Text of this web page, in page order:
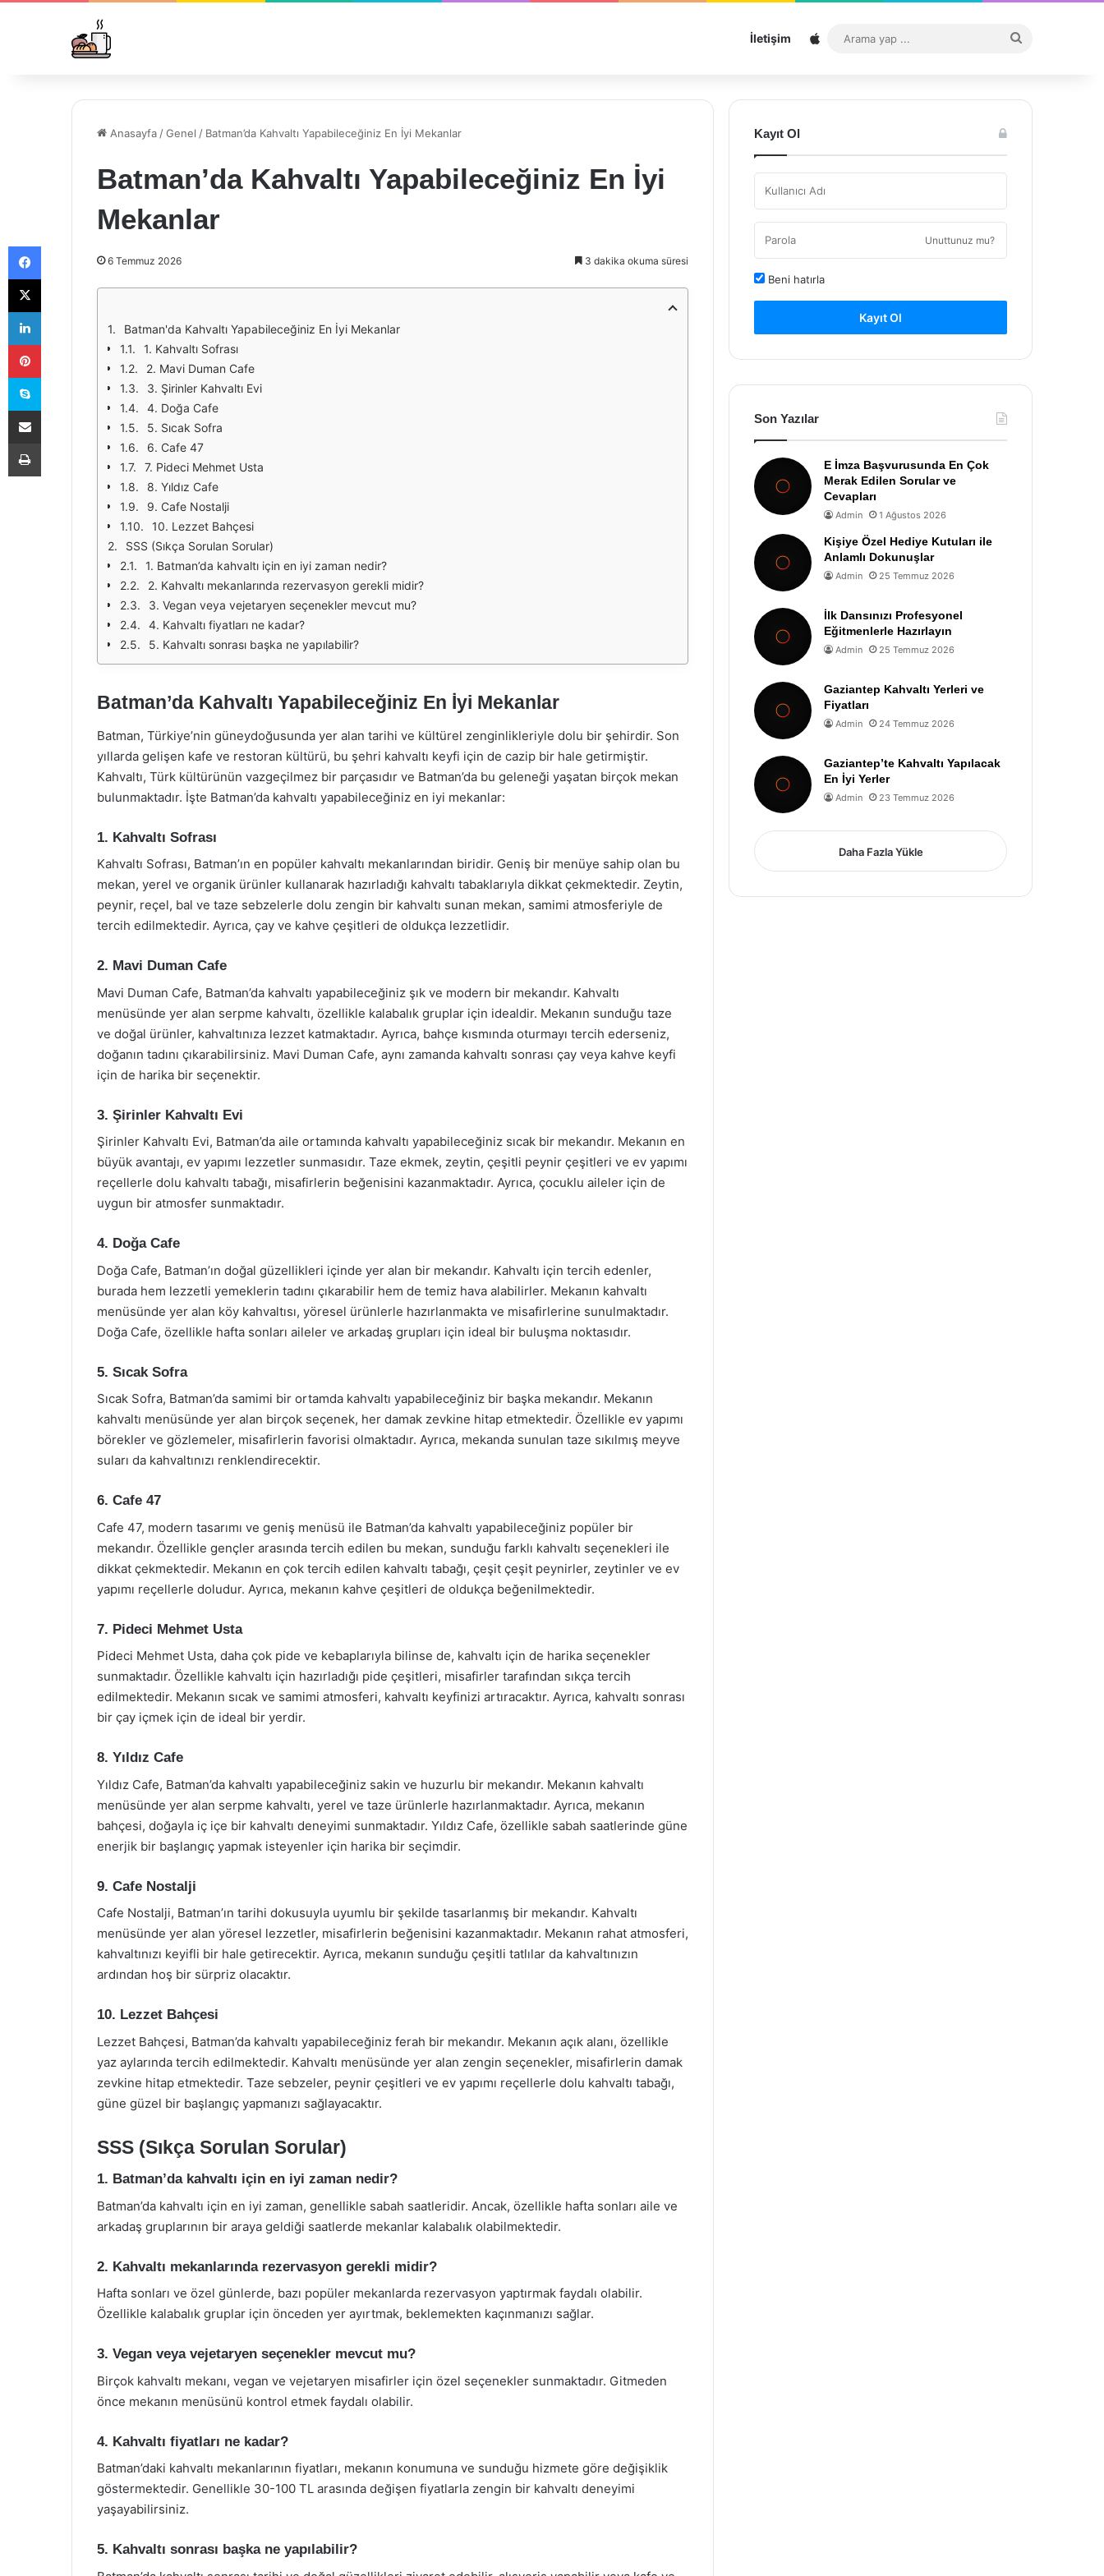
İletişim Sitemap
...
Anasayfa /Genel / Batman’da Kahvaltı Yapabileceğiniz En İyi Mekanlar
Batman’da Kahvaltı Yapabileceğiniz En İyi
Mekanlar
6 Temmuz 2026 3 dakika okuma süresi
Batman'da Kahvaltı Yapabileceğiniz En İyi Mekanlar
1. Kahvaltı Sofrası
2. Mavi Duman Cafe
3. Şirinler Kahvaltı Evi
4. Doğa Cafe
5. Sıcak Sofra
6. Cafe 47
7. Pideci Mehmet Usta
8. Yıldız Cafe
9. Cafe Nostalji
10. Lezzet Bahçesi
SSS (Sıkça Sorulan Sorular)
1. Batman’da kahvaltı için en iyi zaman nedir?
2. Kahvaltı mekanlarında rezervasyon gerekli midir?
3. Vegan veya vejetaryen seçenekler mevcut mu?
4. Kahvaltı fiyatları ne kadar?
5. Kahvaltı sonrası başka ne yapılabilir?
Batman’da Kahvaltı Yapabileceğiniz En İyi Mekanlar
Batman, Türkiye’nin güneydoğusunda yer alan tarihi ve kültürel zenginlikleriyle dolu bir şehirdir. Son
yıllarda gelişen kafe ve restoran kültürü, bu şehri kahvaltı keyfi için de cazip bir hale getirmiştir.
Kahvaltı, Türk kültürünün vazgeçilmez bir parçasıdır ve Batman’da bu geleneği yaşatan birçok mekan
bulunmaktadır. İşte Batman’da kahvaltı yapabileceğiniz en iyi mekanlar:
1. Kahvaltı Sofrası
Kahvaltı Sofrası, Batman’ın en popüler kahvaltı mekanlarından biridir. Geniş bir menüye sahip olan bu
mekan, yerel ve organik ürünler kullanarak hazırladığı kahvaltı tabaklarıyla dikkat çekmektedir. Zeytin,
peynir, reçel, bal ve taze sebzelerle dolu zengin bir kahvaltı sunan mekan, samimi atmosferiyle de
tercih edilmektedir. Ayrıca, çay ve kahve çeşitleri de oldukça lezzetlidir.
2. Mavi Duman Cafe
Mavi Duman Cafe, Batman’da kahvaltı yapabileceğiniz şık ve modern bir mekandır. Kahvaltı
menüsünde yer alan serpme kahvaltı, özellikle kalabalık gruplar için idealdir. Mekanın sunduğu taze
ve doğal ürünler, kahvaltınıza lezzet katmaktadır. Ayrıca, bahçe kısmında oturmayı tercih ederseniz,
doğanın tadını çıkarabilirsiniz. Mavi Duman Cafe, aynı zamanda kahvaltı sonrası çay veya kahve keyfi
için de harika bir seçenektir.
3. Şirinler Kahvaltı Evi
Şirinler Kahvaltı Evi, Batman’da aile ortamında kahvaltı yapabileceğiniz sıcak bir mekandır. Mekanın en
büyük avantajı, ev yapımı lezzetler sunmasıdır. Taze ekmek, zeytin, çeşitli peynir çeşitleri ve ev yapımı
reçellerle dolu kahvaltı tabağı, misafirlerin beğenisini kazanmaktadır. Ayrıca, çocuklu aileler için de
uygun bir atmosfer sunmaktadır.
4. Doğa Cafe
Doğa Cafe, Batman’ın doğal güzellikleri içinde yer alan bir mekandır. Kahvaltı için tercih edenler,
burada hem lezzetli yemeklerin tadını çıkarabilir hem de temiz hava alabilirler. Mekanın kahvaltı
menüsünde yer alan köy kahvaltısı, yöresel ürünlerle hazırlanmakta ve misafirlerine sunulmaktadır.
Doğa Cafe, özellikle hafta sonları aileler ve arkadaş grupları için ideal bir buluşma noktasıdır.
5. Sıcak Sofra
Sıcak Sofra, Batman’da samimi bir ortamda kahvaltı yapabileceğiniz bir başka mekandır. Mekanın
kahvaltı menüsünde yer alan birçok seçenek, her damak zevkine hitap etmektedir. Özellikle ev yapımı
börekler ve gözlemeler, misafirlerin favorisi olmaktadır. Ayrıca, mekanda sunulan taze sıkılmış meyve
suları da kahvaltınızı renklendirecektir.
6. Cafe 47
Cafe 47, modern tasarımı ve geniş menüsü ile Batman’da kahvaltı yapabileceğiniz popüler bir
mekandır. Özellikle gençler arasında tercih edilen bu mekan, sunduğu farklı kahvaltı seçenekleri ile
dikkat çekmektedir. Mekanın en çok tercih edilen kahvaltı tabağı, çeşit çeşit peynirler, zeytinler ve ev
yapımı reçellerle doludur. Ayrıca, mekanın kahve çeşitleri de oldukça beğenilmektedir.
7. Pideci Mehmet Usta
Pideci Mehmet Usta, daha çok pide ve kebaplarıyla bilinse de, kahvaltı için de harika seçenekler
sunmaktadır. Özellikle kahvaltı için hazırladığı pide çeşitleri, misafirler tarafından sıkça tercih
edilmektedir. Mekanın sıcak ve samimi atmosferi, kahvaltı keyfinizi artıracaktır. Ayrıca, kahvaltı sonrası
bir çay içmek için de ideal bir yerdir.
8. Yıldız Cafe
Yıldız Cafe, Batman’da kahvaltı yapabileceğiniz sakin ve huzurlu bir mekandır. Mekanın kahvaltı
menüsünde yer alan serpme kahvaltı, yerel ve taze ürünlerle hazırlanmaktadır. Ayrıca, mekanın
bahçesi, doğayla iç içe bir kahvaltı deneyimi sunmaktadır. Yıldız Cafe, özellikle sabah saatlerinde güne
enerjik bir başlangıç yapmak isteyenler için harika bir seçimdir.
9. Cafe Nostalji
Cafe Nostalji, Batman’ın tarihi dokusuyla uyumlu bir şekilde tasarlanmış bir mekandır. Kahvaltı
menüsünde yer alan yöresel lezzetler, misafirlerin beğenisini kazanmaktadır. Mekanın rahat atmosferi,
kahvaltınızı keyifli bir hale getirecektir. Ayrıca, mekanın sunduğu çeşitli tatlılar da kahvaltınızın
ardından hoş bir sürpriz olacaktır.
10. Lezzet Bahçesi
Lezzet Bahçesi, Batman’da kahvaltı yapabileceğiniz ferah bir mekandır. Mekanın açık alanı, özellikle
yaz aylarında tercih edilmektedir. Kahvaltı menüsünde yer alan zengin seçenekler, misafirlerin damak
zevkine hitap etmektedir. Taze sebzeler, peynir çeşitleri ve ev yapımı reçellerle dolu kahvaltı tabağı,
güne güzel bir başlangıç yapmanızı sağlayacaktır.
SSS (Sıkça Sorulan Sorular)
1. Batman’da kahvaltı için en iyi zaman nedir?
Batman’da kahvaltı için en iyi zaman, genellikle sabah saatleridir. Ancak, özellikle hafta sonları aile ve
arkadaş gruplarının bir araya geldiği saatlerde mekanlar kalabalık olabilmektedir.
2. Kahvaltı mekanlarında rezervasyon gerekli midir?
Hafta sonları ve özel günlerde, bazı popüler mekanlarda rezervasyon yaptırmak faydalı olabilir.
Özellikle kalabalık gruplar için önceden yer ayırtmak, beklemekten kaçınmanızı sağlar.
3. Vegan veya vejetaryen seçenekler mevcut mu?
Birçok kahvaltı mekanı, vegan ve vejetaryen misafirler için özel seçenekler sunmaktadır. Gitmeden
önce mekanın menüsünü kontrol etmek faydalı olabilir.
4. Kahvaltı fiyatları ne kadar?
Batman’daki kahvaltı mekanlarının fiyatları, mekanın konumuna ve sunduğu hizmete göre değişiklik
göstermektedir. Genellikle 30-100 TL arasında değişen fiyatlarla zengin bir kahvaltı deneyimi
yaşayabilirsiniz.
5. Kahvaltı sonrası başka ne yapılabilir?
Kayıt Ol
Unuttunuz mu?
Beni hatırla
Kayıt Ol
Son Yazılar
E İmza Başvurusunda En Çok
Merak Edilen Sorular ve
Cevapları
Admin 1 Ağustos 2026
Kişiye Özel Hediye Kutuları ile
Anlamlı Dokunuşlar
Admin 25 Temmuz 2026
İlk Dansınızı Profesyonel
Eğitmenlerle Hazırlayın
Admin 25 Temmuz 2026
Gaziantep Kahvaltı Yerleri ve
Fiyatları
Admin 24 Temmuz 2026
Gaziantep’te Kahvaltı Yapılacak
En İyi Yerler
Admin 23 Temmuz 2026
Daha Fazla Yükle
Facebook
X
LinkedIn
Pinterest
Skype
E-Posta ile paylaş